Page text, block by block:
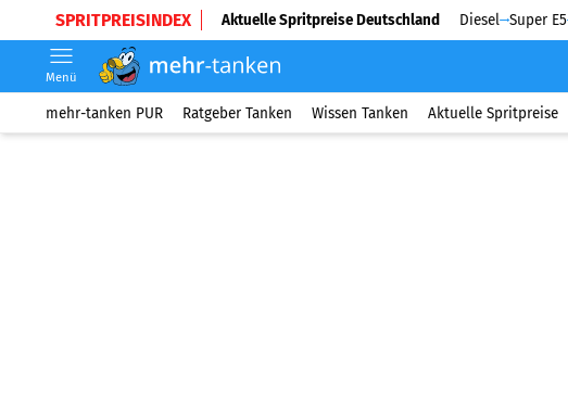
SPRITPREISINDEX Aktuelle Spritpreise Deutschland Diesel Super E5
Menü
mehr-tanken PUR Ratgeber Tanken Wissen Tanken Aktuelle Spritpreise